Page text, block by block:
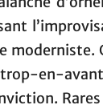
moderniste.
en-